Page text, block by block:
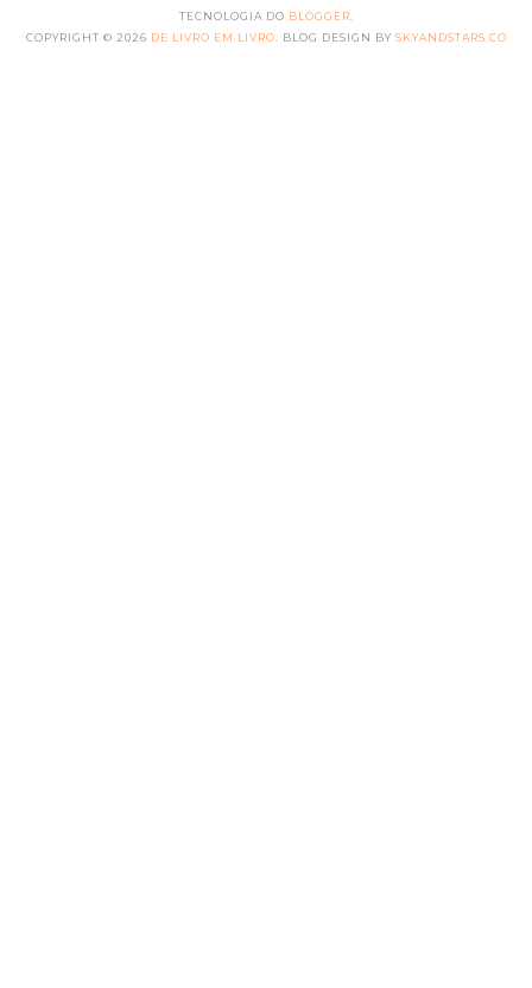
TECNOLOGIA DO BLOGGER
COPYRIGHT © 2026 DE LIVRO EM LIVRO . BLOG DESIGN BY SKYANDSTARS.CO